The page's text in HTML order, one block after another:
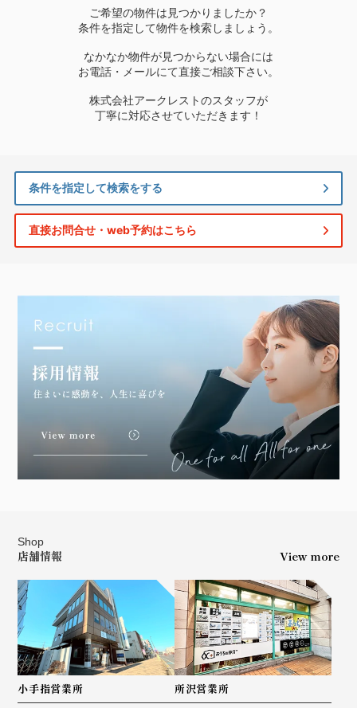
ご希望の物件は見つかりましたか？
条件を指定して物件を検索しましょう。
なかなか物件が見つからない場合には
お電話・メールにて直接ご相談下さい。
株式会社アークレストのスタッフが
丁寧に対応させていただきます！
条件を指定して検索をする
直接お問合せ・web予約はこちら
Shop
店舗情報 View more
小手指営業所 所沢営業所